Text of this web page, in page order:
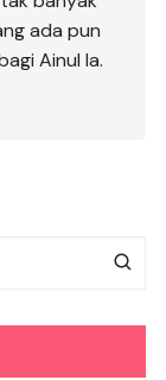
ada pun
Ainul la.